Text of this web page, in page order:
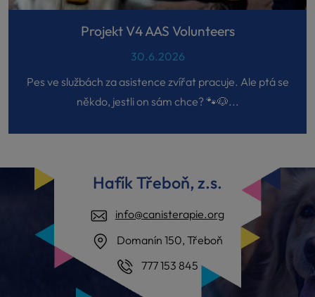
Projekt V4 AAS Volunteers
30.6.2026
Pes ve službách za asistence zvířat pracuje. Ale ptá se
někdo, jestli on sám chce? 🐾🐶...
Hafík Třeboň, z.s.
info@canisterapie.org
Domanín 150, Třeboň
777 153 845